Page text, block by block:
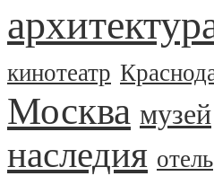
кинотеатр
Москва музей
наследия отель